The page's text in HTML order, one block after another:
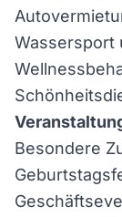
Wassersport
Besondere